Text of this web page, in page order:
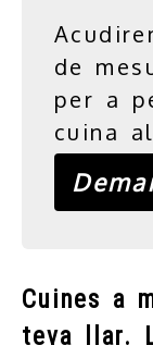
de
per a
cuina
Cuines a
teva llar.